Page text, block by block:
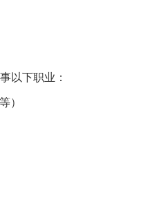
以下职业：
）